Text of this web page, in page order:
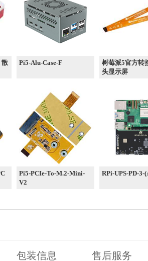
散
Pi5-Alu-Case-F
树莓派5官方转
头显示屏
Pi5-PCIe-To-M.2-Mini-
V2
RPi-UPS-PD-3-
包装信息 售后服务